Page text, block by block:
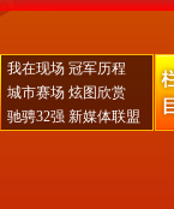
我在现场 冠军历程
城市赛场 炫图欣赏
驰骋32强 新媒体联盟